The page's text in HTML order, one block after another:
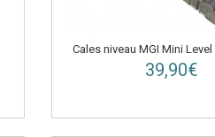
Cales niveau MGI Mini
39,90€